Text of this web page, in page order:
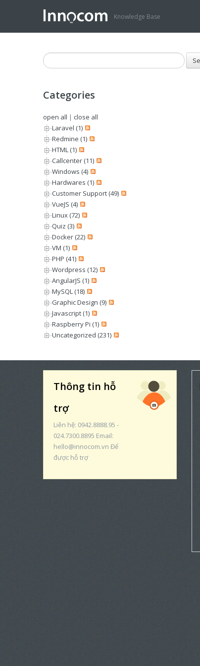
Knowledge Base
Categories
open all | close all
Laravel (1)
Redmine (1)
HTML (1)
Callcenter (11)
Windows (4)
Hardwares (1)
Customer Support (49)
VueJS (4)
Linux (72)
Quiz (3)
Docker (22)
VM (1)
PHP (41)
Wordpress (12)
AngularJS (1)
MySQL (18)
Graphic Design (9)
Javascript (1)
Raspberry Pi (1)
Uncategorized (231)
Thông tin hỗ
trợ
Liên hệ: 0942.8888.95 -
024.7300.8895 Email:
hello@innocom.vn Để
được hỗ trợ